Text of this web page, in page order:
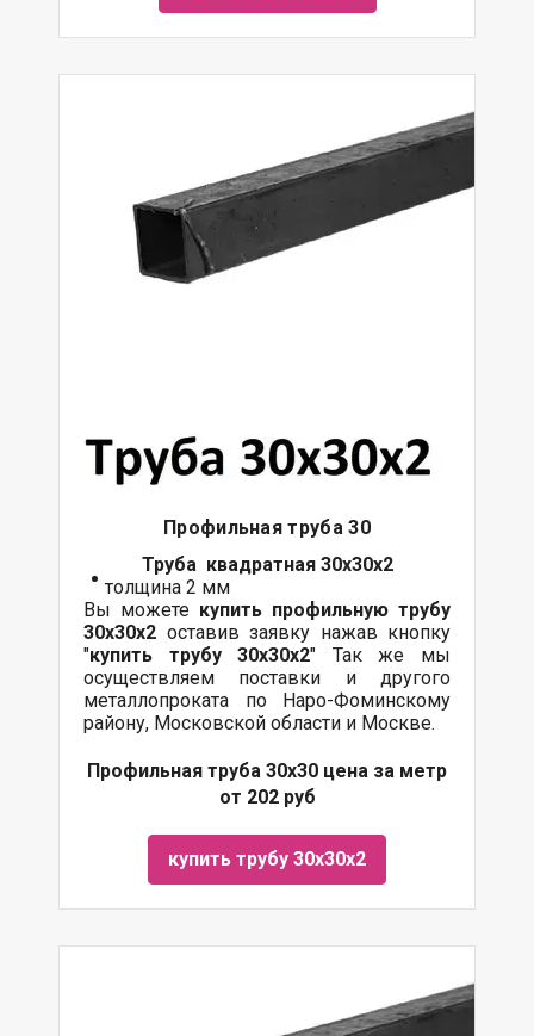
Профильная труба 30
Труба квадратная 30х30х2
толщина 2 мм
Вы можете купить профильную трубу
30х30х2 оставив заявку нажав кнопку
"купить трубу30х30х2" Так же мы
осуществляем поставки и другого
металлопроката по Наро-Фоминскому
району, Московской области и Москве.
Профильная труба 30х30 цена за метр
от 202 руб
купить трубу 30х30х2